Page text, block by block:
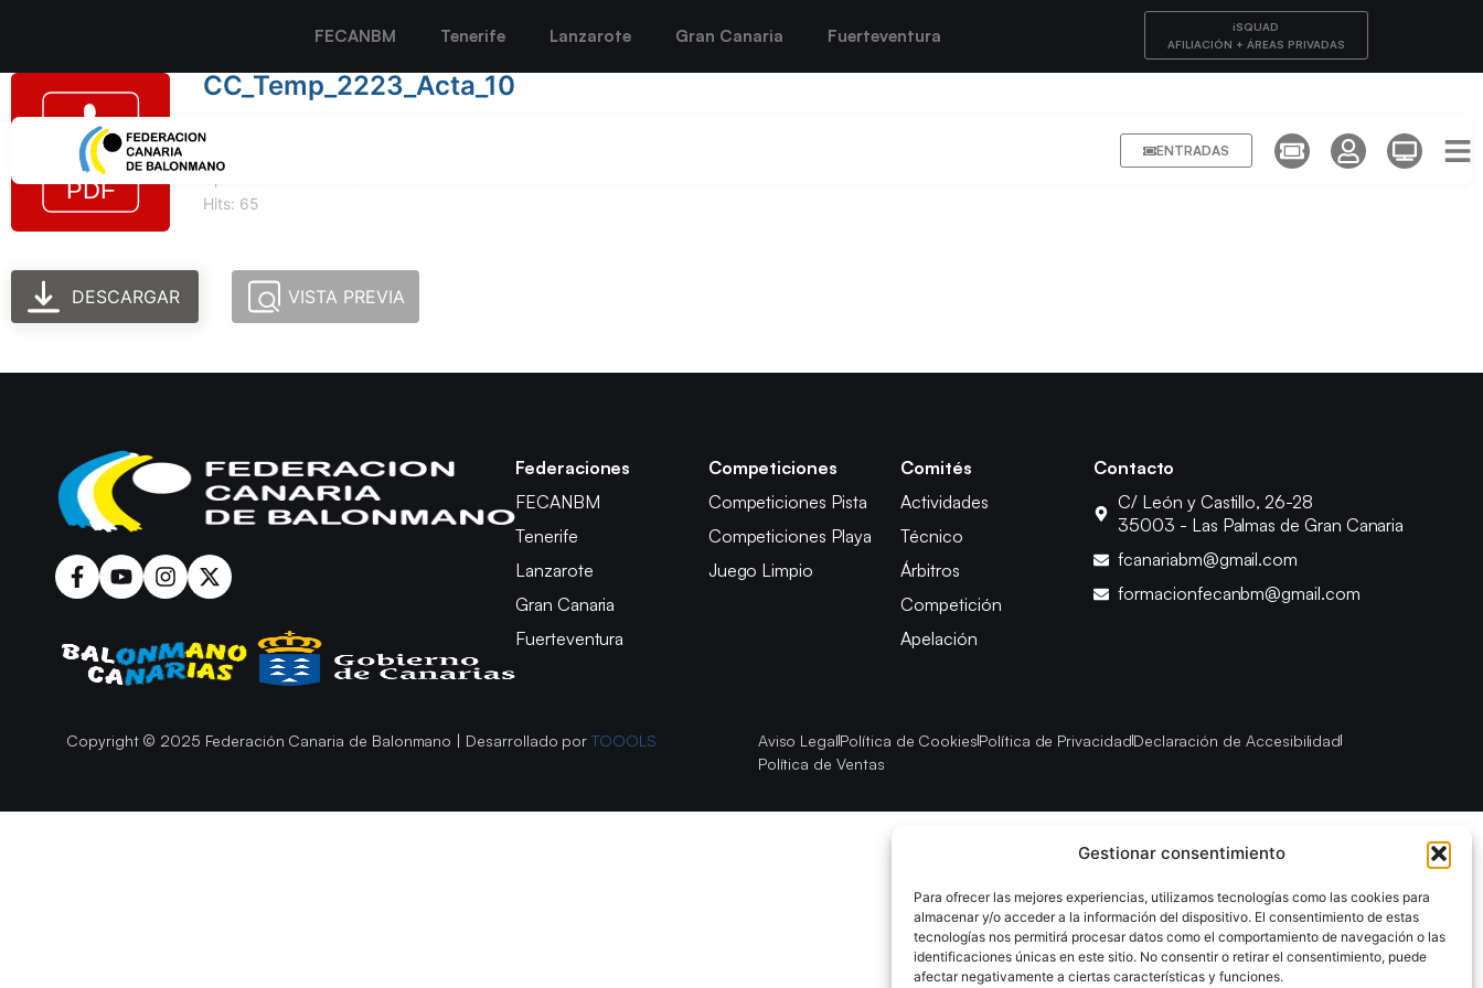
Gestionar consentimiento
Para ofrecer las mejores experiencias, utilizamos tecnologías como las cookies para
almacenar y/o acceder a la información del dispositivo. El consentimiento de estas
tecnologías nos permitirá procesar datos como el comportamiento de navegación o las
identificaciones únicas en este sitio. No consentir o retirar el consentimiento, puede
afectar negativamente a ciertas características y funciones.
FECANBM Tenerife Lanzarote Gran Canaria Fuerteventura
iSQUAD
AFILIACIÓN + ÁREAS PRIVADAS
ENTRADAS
CC_Temp_2223_Acta_10
Hits: 65
DESCARGAR VISTA PREVIA
Federaciones
FECANBM
Tenerife
Lanzarote
Gran Canaria
Fuerteventura
Competiciones
Competiciones Pista
Competiciones Playa
Juego Limpio
Comités
Actividades
Técnico
Árbitros
Competición
Apelación
Contacto
C/ León y Castillo, 26-28
35003 - Las Palmas de Gran Canaria
fcanariabm@gmail.com
formacionfecanbm@gmail.com
Copyright © 2025 Federación Canaria de Balonmano | Desarrollado porTOOOLS Aviso LegalPolítica de CookiesPolítica de PrivacidadDeclaración de Accesibilidad
Política de Ventas